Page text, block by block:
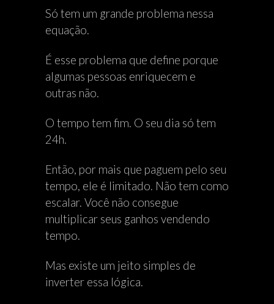
Só tem um grande problema nessa
equação.
É esse problema que define porque
algumas pessoas enriquecem e
outras não.
O tempo tem fim. O seu dia só tem
24h.
Então, por mais que paguem pelo seu
tempo, ele é limitado. Não tem como
escalar. Você não consegue
multiplicar seus ganhos vendendo
tempo.
Mas existe um jeito simples de
inverter essa lógica.